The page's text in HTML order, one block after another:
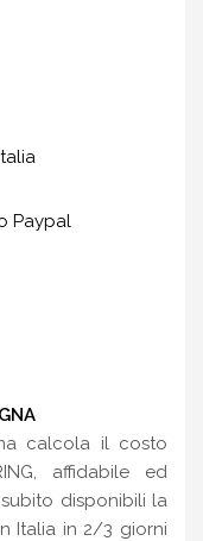
Paypal
calcola il costo
affidabile ed
disponibili la
Italia in 2/3 giorni